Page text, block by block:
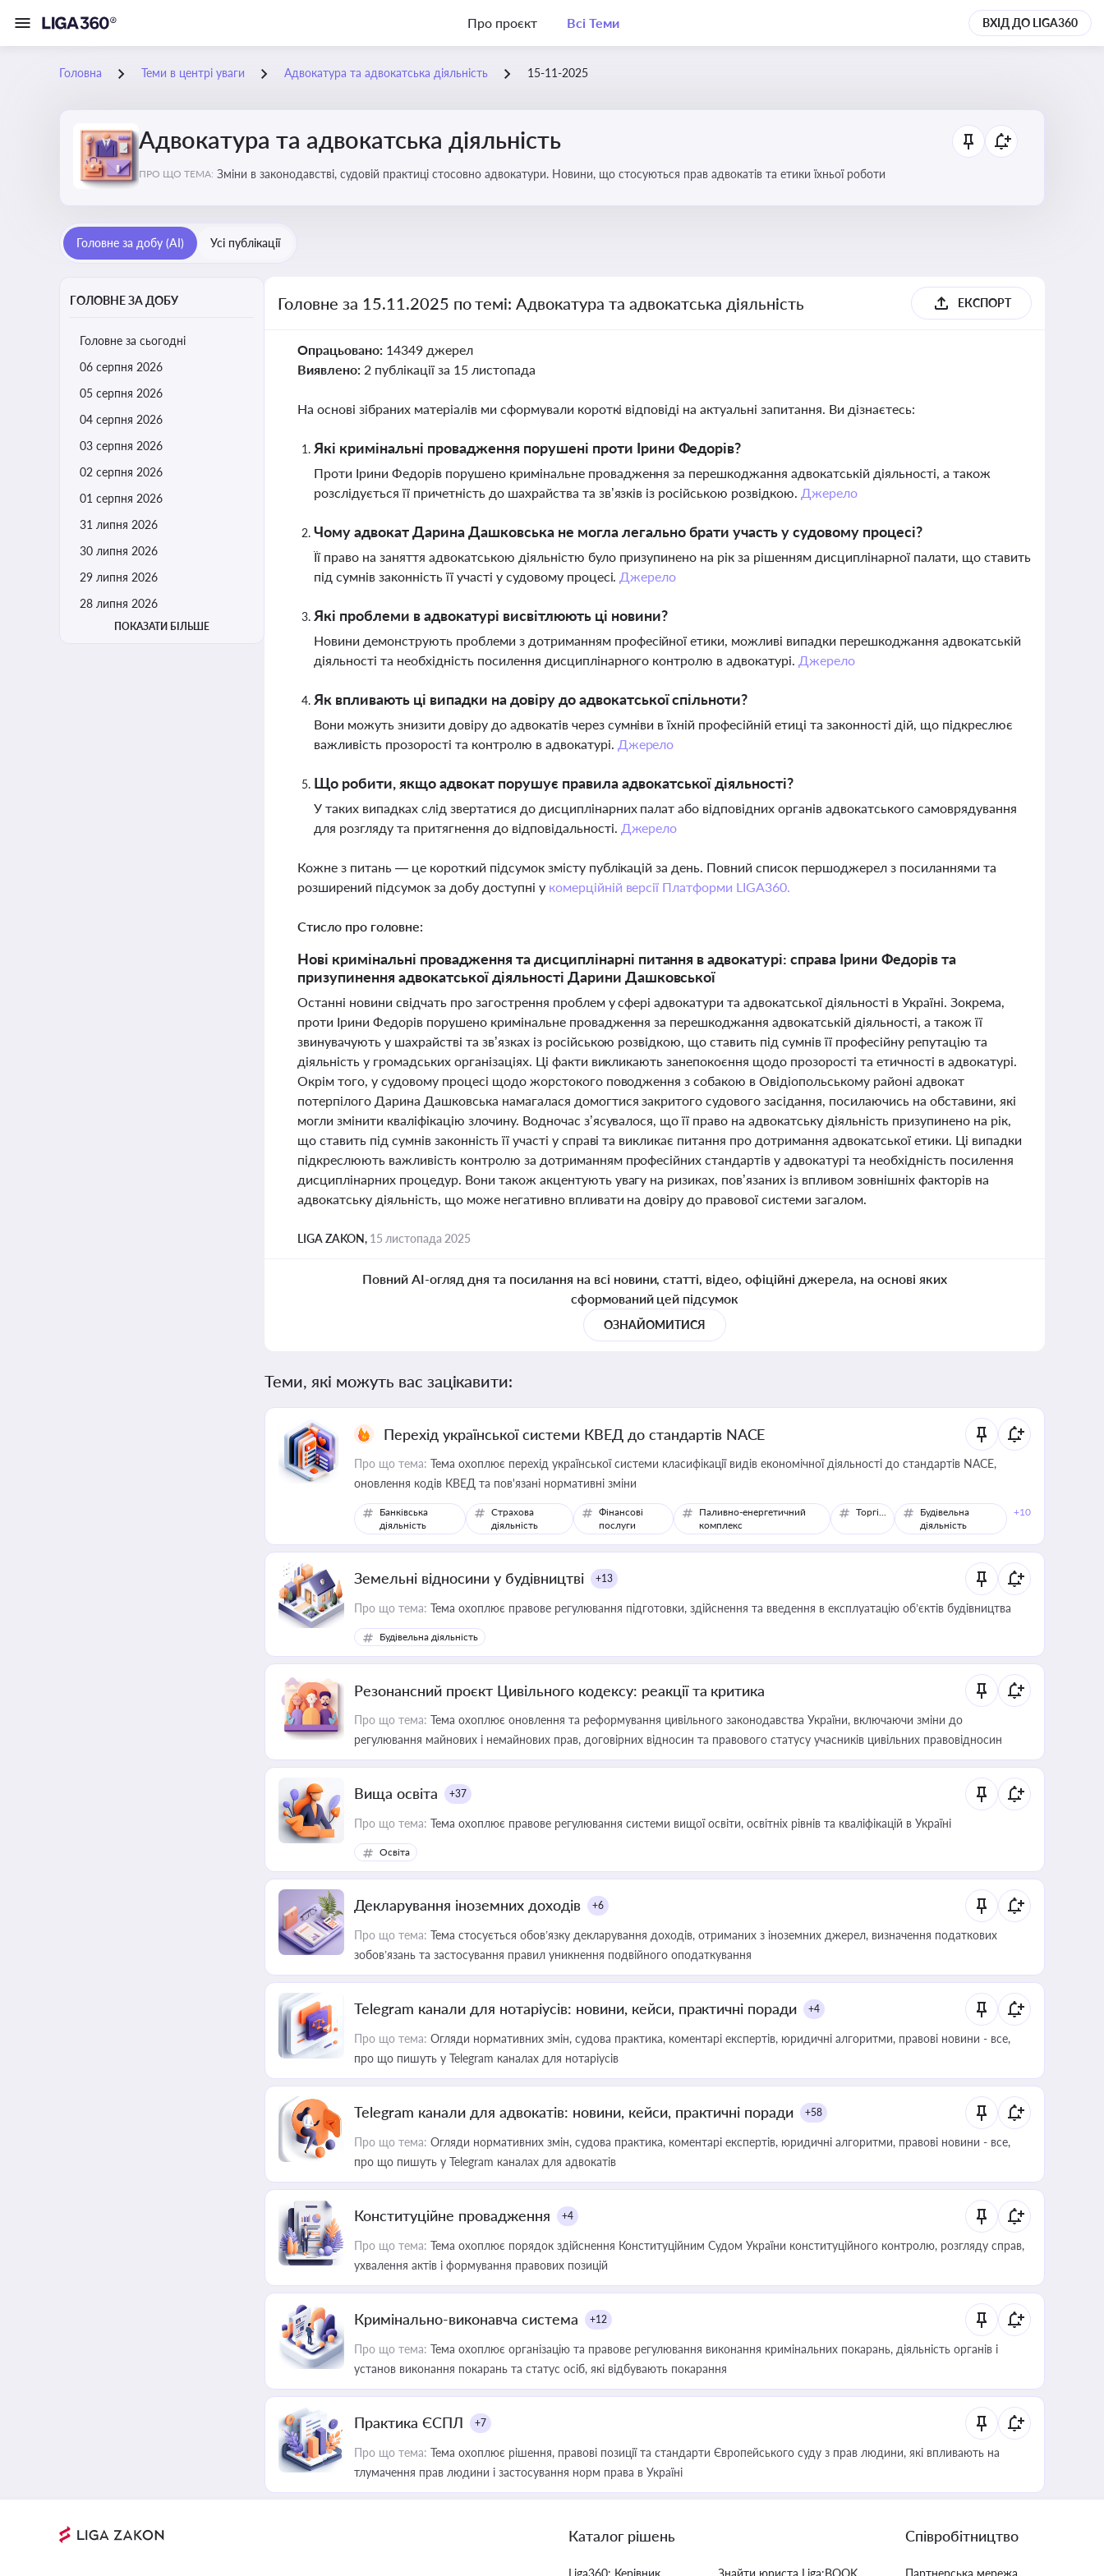
Про проєкт Всі Теми ВХІД ДО LIGA360
Головна Теми в центрі уваги Адвокатура та адвокатська діяльність 15-11-2025
Адвокатура та адвокатська діяльність
ПРО ЩО ТЕМА: Зміни в законодавстві, судовій практиці стосовно адвокатури. Новини, що стосуються прав адвокатів та етики їхньої роботи
Головне за добу (AI) Усі публікації
ГОЛОВНЕ ЗА ДОБУ
Головне за сьогодні
06 серпня 2026
05 серпня 2026
04 серпня 2026
03 серпня 2026
02 серпня 2026
01 серпня 2026
31 липня 2026
30 липня 2026
29 липня 2026
28 липня 2026
ПОКАЗАТИ БІЛЬШЕ
Головне за 15.11.2025 по темі: Адвокатура та адвокатська діяльність ЕКСПОРТ
Опрацьовано: 14349 джерел
Виявлено: 2 публікації за 15 листопада
На основі зібраних матеріалів ми сформували короткі відповіді на актуальні запитання. Ви дізнаєтесь:
Які кримінальні провадження порушені проти Ірини Федорів?
Проти Ірини Федорів порушено кримінальне провадження за перешкоджання адвокатській діяльності, а також
розслідується її причетність до шахрайства та зв’язків із російською розвідкою. Джерело
Чому адвокат Дарина Дашковська не могла легально брати участь у судовому процесі?
Її право на заняття адвокатською діяльністю було призупинено на рік за рішенням дисциплінарної палати, що ставить
під сумнів законність її участі у судовому процесі. Джерело
Які проблеми в адвокатурі висвітлюють ці новини?
Новини демонструють проблеми з дотриманням професійної етики, можливі випадки перешкоджання адвокатській
діяльності та необхідність посилення дисциплінарного контролю в адвокатурі. Джерело
Як впливають ці випадки на довіру до адвокатської спільноти?
Вони можуть знизити довіру до адвокатів через сумніви в їхній професійній етиці та законності дій, що підкреслює
важливість прозорості та контролю в адвокатурі. Джерело
Що робити, якщо адвокат порушує правила адвокатської діяльності?
У таких випадках слід звертатися до дисциплінарних палат або відповідних органів адвокатського самоврядування
для розгляду та притягнення до відповідальності. Джерело
Кожне з питань — це короткий підсумок змісту публікацій за день. Повний список першоджерел з посиланнями та
розширений підсумок за добу доступні у комерційній версії Платформи LIGA360.
Стисло про головне:
Нові кримінальні провадження та дисциплінарні питання в адвокатурі: справа Ірини Федорів та
призупинення адвокатської діяльності Дарини Дашковської
Останні новини свідчать про загострення проблем у сфері адвокатури та адвокатської діяльності в Україні. Зокрема,
проти Ірини Федорів порушено кримінальне провадження за перешкоджання адвокатській діяльності, а також її
звинувачують у шахрайстві та зв’язках із російською розвідкою, що ставить під сумнів її професійну репутацію та
діяльність у громадських організаціях. Ці факти викликають занепокоєння щодо прозорості та етичності в адвокатурі.
Окрім того, у судовому процесі щодо жорстокого поводження з собакою в Овідіопольському районі адвокат
потерпілого Дарина Дашковська намагалася домогтися закритого судового засідання, посилаючись на обставини, які
могли змінити кваліфікацію злочину. Водночас з’ясувалося, що її право на адвокатську діяльність призупинено на рік,
що ставить під сумнів законність її участі у справі та викликає питання про дотримання адвокатської етики. Ці випадки
підкреслюють важливість контролю за дотриманням професійних стандартів у адвокатурі та необхідність посилення
дисциплінарних процедур. Вони також акцентують увагу на ризиках, пов’язаних із впливом зовнішніх факторів на
адвокатську діяльність, що може негативно впливати на довіру до правової системи загалом.
LIGA ZAKON, 15 листопада 2025
Повний AI-огляд дня та посилання на всі новини, статті, відео, офіційні джерела, на основі яких
сформований цей підсумок
ОЗНАЙОМИТИСЯ
Теми, які можуть вас зацікавити:
Перехід української системи КВЕД до стандартів NACE
Про що тема: Тема охоплює перехід української системи класифікації видів економічної діяльності до стандартів NACE,
оновлення кодів КВЕД та пов'язані нормативні зміни
Банківська
діяльність
Страхова
діяльність
Фінансові
послуги
Паливно-енергетичний
комплекс
Торгівля
Будівельна
діяльність
+10
Земельні відносини у будівництві +13
Про що тема: Тема охоплює правове регулювання підготовки, здійснення та введення в експлуатацію об’єктів будівництва
Будівельна діяльність
Резонансний проєкт Цивільного кодексу: реакції та критика
Про що тема: Тема охоплює оновлення та реформування цивільного законодавства України, включаючи зміни до
регулювання майнових і немайнових прав, договірних відносин та правового статусу учасників цивільних правовідносин
Вища освіта +37
Про що тема: Тема охоплює правове регулювання системи вищої освіти, освітніх рівнів та кваліфікацій в Україні
Освіта
Декларування іноземних доходів +6
Про що тема: Тема стосується обов’язку декларування доходів, отриманих з іноземних джерел, визначення податкових
зобов’язань та застосування правил уникнення подвійного оподаткування
Telegram канали для нотаріусів: новини, кейси, практичні поради +4
Про що тема: Огляди нормативних змін, судова практика, коментарі експертів, юридичні алгоритми, правові новини - все,
про що пишуть у Telegram каналах для нотаріусів
Telegram канали для адвокатів: новини, кейси, практичні поради +58
Про що тема: Огляди нормативних змін, судова практика, коментарі експертів, юридичні алгоритми, правові новини - все,
про що пишуть у Telegram каналах для адвокатів
Конституційне провадження +4
Про що тема: Тема охоплює порядок здійснення Конституційним Судом України конституційного контролю, розгляду справ,
ухвалення актів і формування правових позицій
Кримінально-виконавча система +12
Про що тема: Тема охоплює організацію та правове регулювання виконання кримінальних покарань, діяльність органів і
установ виконання покарань та статус осіб, які відбувають покарання
Практика ЄСПЛ +7
Про що тема: Тема охоплює рішення, правові позиції та стандарти Європейського суду з прав людини, які впливають на
тлумачення прав людини і застосування норм права в Україні
Каталог рішень
Liga360: Керівник Знайти юриста Liga:BOOK
Співробітництво
Партнерська мережа